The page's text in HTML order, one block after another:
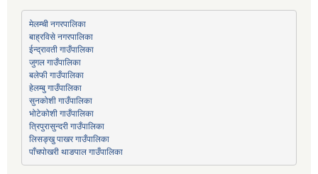
मेलम्ची नगरपालिका
बाह्रविसे नगरपालिका
ईन्द्रावती गाउँपालिका
जुगल गाउँपालिका
बलेफी गाउँपालिका
हेलम्बु गाउँपालिका
सुनकोशी गाउँपालिका
भोटेकोशी गाउँपालिका
त्रिपुरासुन्दरी गाउँपालिका
लिसङ्खु पाखर गाउँपालिका
पाँचपोखरी थाङपाल गाउँपालिका